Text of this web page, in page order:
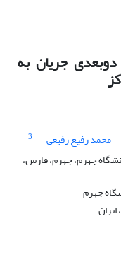
جریان به
محمد رفیع رفیعی
3
جهرم، جهرم، فارس،
جهرم